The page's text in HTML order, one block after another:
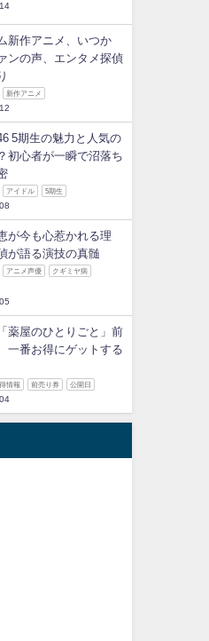
新作アニメ、いつか
ンの声、エンタメ探偵
新作アニメ
5期生の魅力と人気の
初心者が一瞬で沼落ち
アイドル 5期生
が今も心惹かれる理
が語る演技の真髄
アニメ声優 クギミヤ病
薬屋のひとりごと」前
一番お得にゲットする
情報 前売り券 公開日